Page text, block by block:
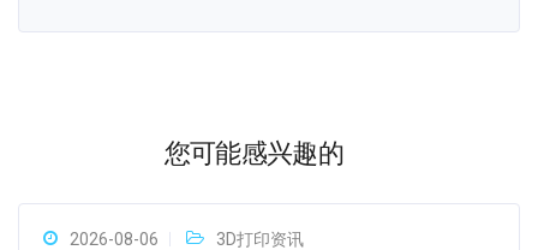
您可能感兴趣的
2026-08-06 3D打印资讯